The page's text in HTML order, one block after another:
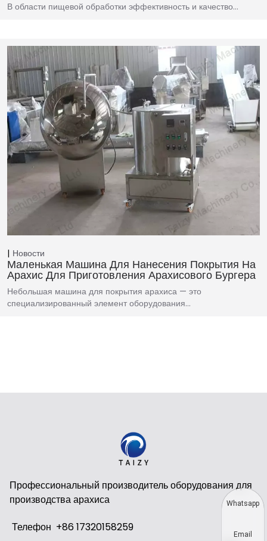
В области пищевой обработки эффективность и качество…
Новости
Маленькая Машина Для Нанесения Покрытия На
Арахис Для Приготовления Арахисового Бургера
Небольшая машина для покрытия арахиса — это
специализированный элемент оборудования…
Профессиональный производитель оборудования для
производства арахиса
Телефон +86 17320158259
Whatsapp
Email